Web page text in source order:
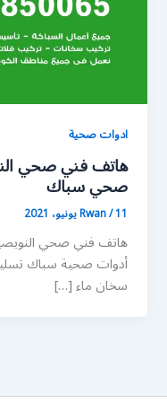
ادوات صحية
صحي سباك
Rwan/11 يونيو، 2021
هاتف فني صحي
أدوات صحية سباك
سخان ماء […]